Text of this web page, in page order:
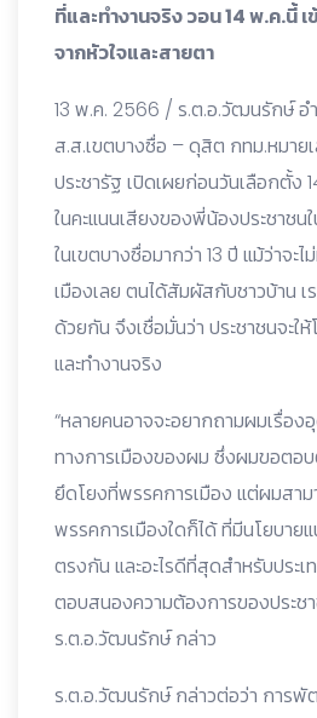
ที่และทำงานจริง วอน 14 พ.ค.นี้
จากหัวใจและสายตา
13 พ.ค. 2566 / ร.ต.อ.วัฒนรักษ์ อ
ส.ส.เขตบางซื่อ – ดุสิต กทม.หมาย
ประชารัฐ เปิดเผยก่อนวันเลือกตั้ง
ในคะแนนเสียงของพี่น้องประชาชน
ในเขตบางซื่อมากว่า 13 ปี แม้ว่าจะ
เมืองเลย ตนได้สัมผัสกับชาวบ้าน เ
ด้วยกัน จึงเชื่อมั่นว่า ประชาชนจะ
และทำงานจริง
“หลายคนอาจจะอยากถามผมเรื่อ
ทางการเมืองของผม ซึ่งผมขอตอบ
ยึดโยงที่พรรคการเมือง แต่ผมสา
พรรคการเมืองใดก็ได้ ที่มีนโยบาย
ตรงกัน และอะไรดีที่สุดสำหรับประเ
ตอบสนองความต้องการของประช
ร.ต.อ.วัฒนรักษ์ กล่าว
ร.ต.อ.วัฒนรักษ์ กล่าวต่อว่า การ